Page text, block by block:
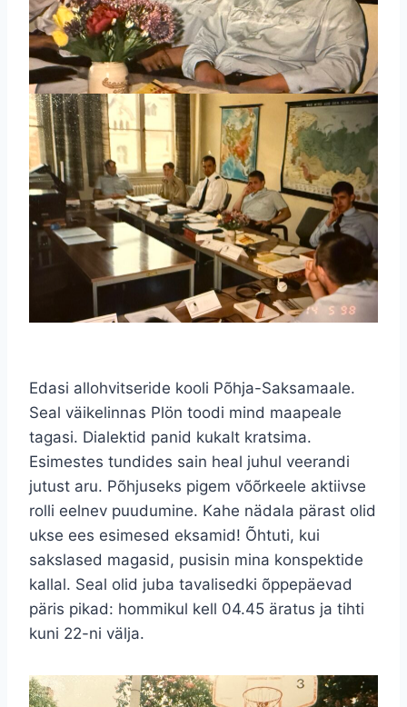
Edasi allohvitseride kooli Põhja-Saksamaale.
Seal väikelinnas Plön toodi mind maapeale
tagasi. Dialektid panid kukalt kratsima.
Esimestes tundides sain heal juhul veerandi
jutust aru. Põhjuseks pigem võõrkeele aktiivse
rolli eelnev puudumine. Kahe nädala pärast olid
ukse ees esimesed eksamid! Õhtuti, kui
sakslased magasid, pusisin mina konspektide
kallal. Seal olid juba tavalisedki õppepäevad
päris pikad: hommikul kell 04.45 äratus ja tihti
kuni 22-ni välja.